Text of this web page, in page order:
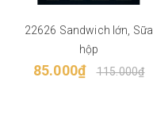
22626 Sandwich lớn, Sữa
hộp
85.000₫ 115.000₫